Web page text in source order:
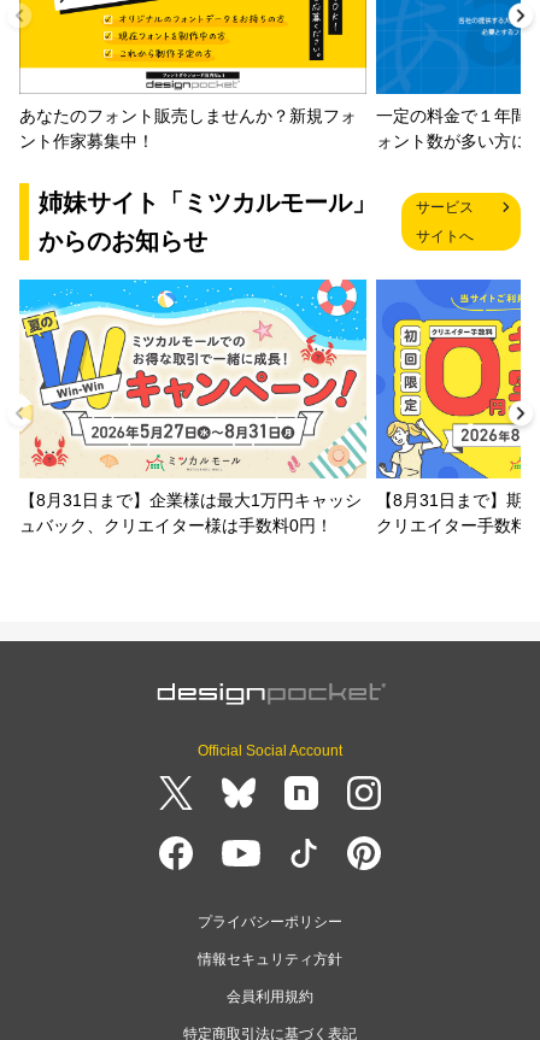
あなたのフォント販売しませんか？新規フォ
ント作家募集中！
一定の料金で１年間
ォント数が多い方に
姉妹サイト「ミツカルモール」
からのお知らせ
サービス
サイトへ
【8月31日まで】企業様は最大1万円キャッシ
ュバック、クリエイター様は手数料0円！
【8月31日まで】期
クリエイター手数料
Official Social Account
プライバシーポリシー
情報セキュリティ方針
会員利用規約
特定商取引法に基づく表記